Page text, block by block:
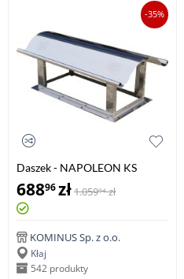
-35%
Daszek - NAPOLEON KS
500x600mm
68896zł1.05994 zł
KOMINUS Sp. z o.o.
Kłaj
542 produkty